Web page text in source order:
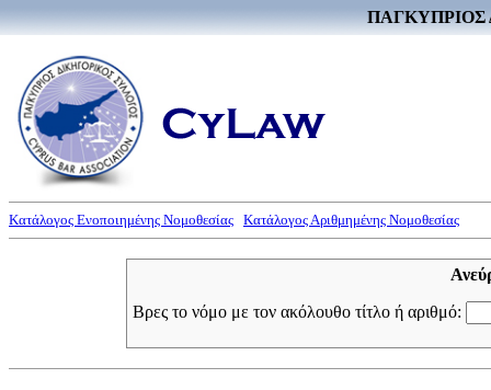
ΠΑΓΚΥΠΡΙΟΣ
Κατάλογος Ενοποιημένης Νομοθεσίας Κατάλογος Αριθμημένης Νομοθεσίας
Βρες το νόμο με τον ακόλουθο τίτλο ή αριθμό: